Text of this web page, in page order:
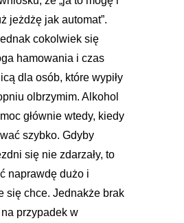
jeżdżę jak automat”.
cokolwiek się
hamowania i czas
dla osób, które wypiły
olbrzymim. Alkohol
głównie wtedy, kiedy
szybko. Gdyby
się nie zdarzały, to
naprawdę dużo i
się chce. Jednakże brak
przypadek w